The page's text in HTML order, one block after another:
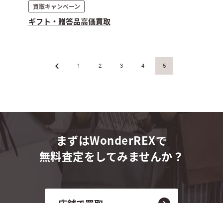
買取キャンペーン
ギフト・贈答品高価買取
« 1 2 3 4 5
まずはWonderREXで
無料査定をしてみませんか？